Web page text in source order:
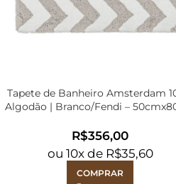
Tapete de Banheiro Amsterdam
Algodão | Branco/Fendi –
R$
ou 10x de R$35,60
COMPRAR